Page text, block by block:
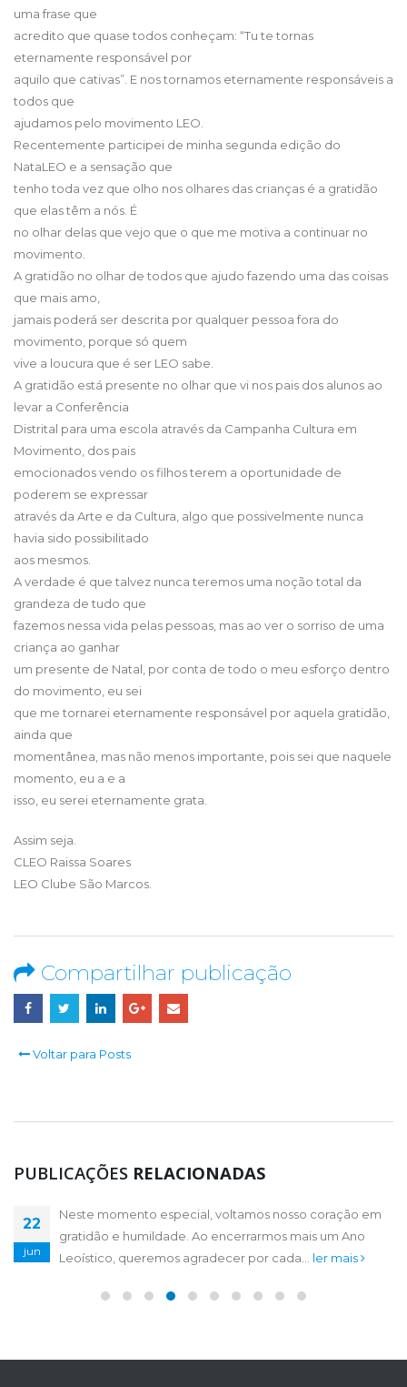
uma frase que
acredito que quase todos conheçam: “Tu te tornas
eternamente responsável por
aquilo que cativas”. E nos tornamos eternamente responsáveis a
todos que
ajudamos pelo movimento LEO.
Recentemente participei de minha segunda edição do
NataLEO e a sensação que
tenho toda vez que olho nos olhares das crianças é a gratidão
que elas têm a nós. É
no olhar delas que vejo que o que me motiva a continuar no
movimento.
A gratidão no olhar de todos que ajudo fazendo uma das coisas
que mais amo,
jamais poderá ser descrita por qualquer pessoa fora do
movimento, porque só quem
vive a loucura que é ser LEO sabe.
A gratidão está presente no olhar que vi nos pais dos alunos ao
levar a Conferência
Distrital para uma escola através da Campanha Cultura em
Movimento, dos pais
emocionados vendo os filhos terem a oportunidade de
poderem se expressar
através da Arte e da Cultura, algo que possivelmente nunca
havia sido possibilitado
aos mesmos.
A verdade é que talvez nunca teremos uma noção total da
grandeza de tudo que
fazemos nessa vida pelas pessoas, mas ao ver o sorriso de uma
criança ao ganhar
um presente de Natal, por conta de todo o meu esforço dentro
do movimento, eu sei
que me tornarei eternamente responsável por aquela gratidão,
ainda que
momentânea, mas não menos importante, pois sei que naquele
momento, eu a e a
isso, eu serei eternamente grata.
Assim seja.
CLEO Raissa Soares
LEO Clube São Marcos.
Compartilhar publicação
Voltar para Posts
PUBLICAÇÕES RELACIONADAS
22
jun
Neste momento especial, voltamos nosso coração em
gratidão e humildade. Ao encerrarmos mais um Ano
Leoístico, queremos agradecer por cada... ler mais
20
maio
Gratidão, é reconhecer o valor das oportunidades que
temos, das pessoas que nos cercam, das conquistas,
grandes ou pequenas, que...ler mais